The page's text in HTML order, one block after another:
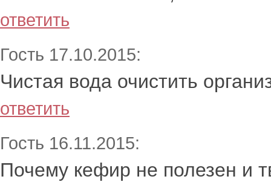
ответить
Гость 17.10.2015:
Чистая вода очистить
ответить
Гость 16.11.2015:
Почему кефир не полезен и